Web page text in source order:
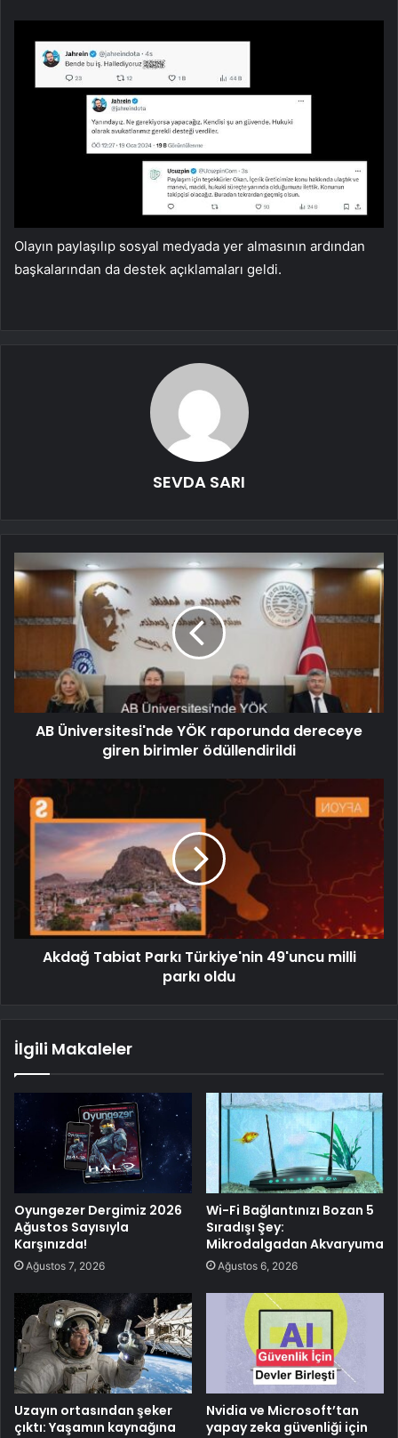
Olayın paylaşılıp sosyal medyada yer almasının ardından
başkalarından da destek açıklamaları geldi.
SEVDA SARI
AB Üniversitesi'nde YÖK raporunda dereceye
giren birimler ödüllendirildi
Akdağ Tabiat Parkı Türkiye'nin 49'uncu milli
parkı oldu
İlgili Makaleler
Oyungezer Dergimiz 2026
Ağustos Sayısıyla
Karşınızda!
Ağustos 7, 2026
Wi-Fi Bağlantınızı Bozan 5
Sıradışı Şey:
Mikrodalgadan Akvaryuma
Ağustos 6, 2026
Uzayın ortasından şeker
çıktı: Yaşamın kaynağına
Nvidia ve Microsoft’tan
yapay zeka güvenliği için